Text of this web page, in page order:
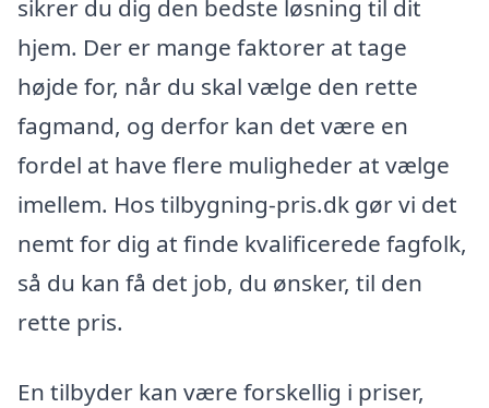
sikrer du dig den bedste løsning til dit
hjem. Der er mange faktorer at tage
højde for, når du skal vælge den rette
fagmand, og derfor kan det være en
fordel at have flere muligheder at vælge
imellem. Hos tilbygning-pris.dk gør vi det
nemt for dig at finde kvalificerede fagfolk,
så du kan få det job, du ønsker, til den
rette pris.
En tilbyder kan være forskellig i priser,